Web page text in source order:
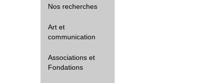
Nos recherches
Art et
communication
Associations et
Fondations